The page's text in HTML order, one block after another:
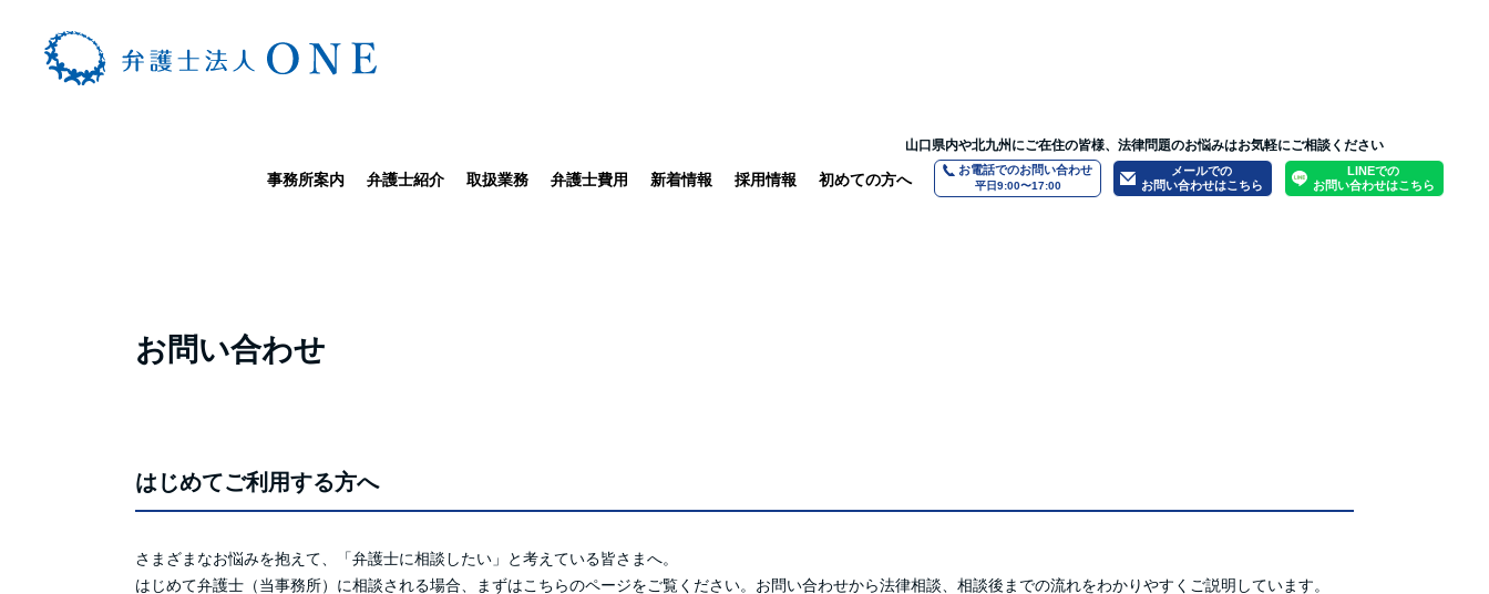
山口県内や北九州にご在住の皆様、法律問題のお悩みはお気軽にご相談ください
事務所案内 弁護士紹介 取扱業務 弁護士費用 新着情報 採用情報 初めての方へ
お電話でのお問い合わせ
平日9:00〜17:00
メールでの
お問い合わせはこちら
LINEでの
お問い合わせはこちら
お問い合わせ
はじめてご利用する方へ
さまざまなお悩みを抱えて、「弁護士に相談したい」と考えている皆さまへ。
はじめて弁護士（当事務所）に相談される場合、まずはこちらのページをご覧ください。お問い合わせから法律相談、相談後までの流れをわかりやすくご説明しています。